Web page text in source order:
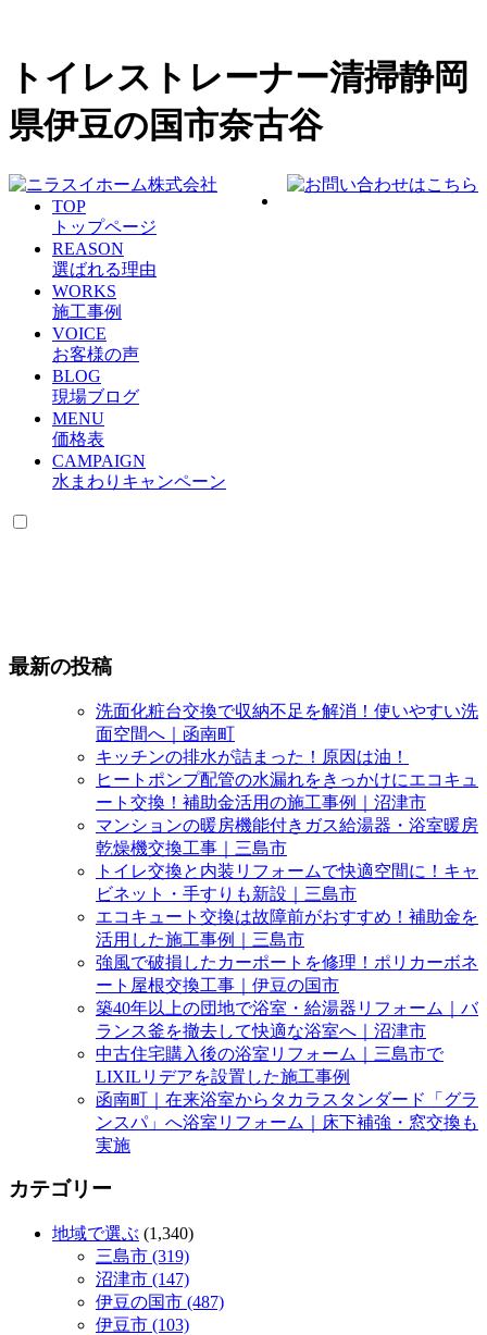
トイレストレーナー清掃静岡
県伊豆の国市奈古谷
TOP
トップページ
REASON
選ばれる理由
WORKS
施工事例
VOICE
お客様の声
BLOG
現場ブログ
MENU
価格表
CAMPAIGN
水まわりキャンペーン
最新の投稿
洗面化粧台交換で収納不足を解消！使いやすい洗
面空間へ｜函南町
キッチンの排水が詰まった！原因は油！
ヒートポンプ配管の水漏れをきっかけにエコキュ
ート交換！補助金活用の施工事例｜沼津市
マンションの暖房機能付きガス給湯器・浴室暖房
乾燥機交換工事｜三島市
トイレ交換と内装リフォームで快適空間に！キャ
ビネット・手すりも新設｜三島市
エコキュート交換は故障前がおすすめ！補助金を
活用した施工事例｜三島市
強風で破損したカーポートを修理！ポリカーボネ
ート屋根交換工事｜伊豆の国市
築40年以上の団地で浴室・給湯器リフォーム｜バ
ランス釜を撤去して快適な浴室へ｜沼津市
中古住宅購入後の浴室リフォーム｜三島市で
LIXILリデアを設置した施工事例
函南町｜在来浴室からタカラスタンダード「グラ
ンスパ」へ浴室リフォーム｜床下補強・窓交換も
実施
カテゴリー
地域で選ぶ (1,340)
三島市 (319)
沼津市 (147)
伊豆の国市 (487)
伊豆市 (103)